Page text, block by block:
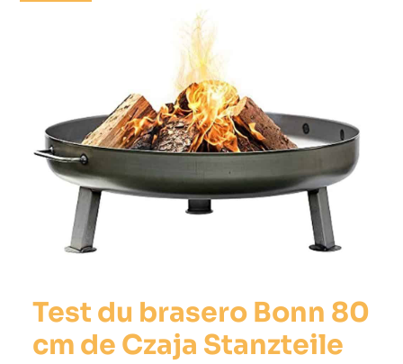
Test du brasero Bonn 80
cm de Czaja Stanzteile